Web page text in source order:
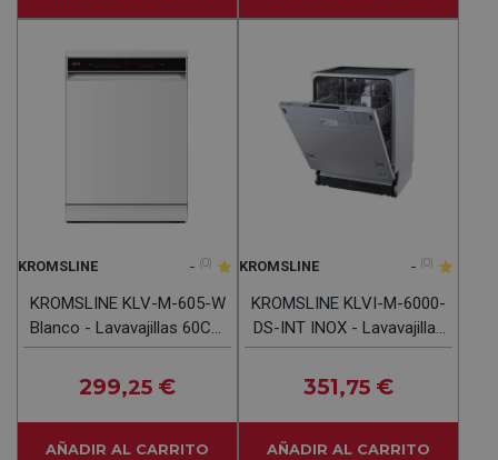
KROMSLINE - (0)
KROMSLINE KLV-M-605-W
Blanco - Lavavajillas 60CM
12 Servicios
299,25 €
AÑADIR AL CARRITO
KROMSLINE - (0)
KROMSLINE KLVI-M-6000-
DS-INT INOX - Lavavajillas
60CM 12 Servicios
351,75 €
AÑADIR AL CARRITO